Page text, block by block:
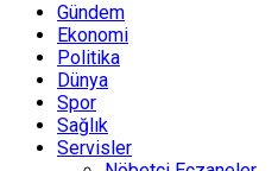
Gündem
Ekonomi
Politika
Dünya
Spor
Sağlık
Servisler